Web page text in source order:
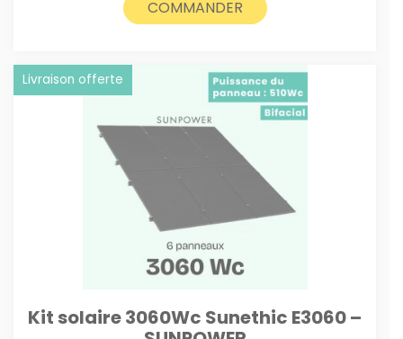
COMMANDER
Kit solaire 3060Wc Sunethic E3060 –
Livraison offerte